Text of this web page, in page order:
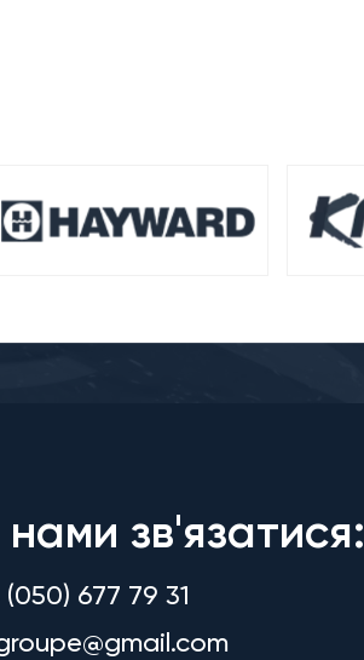
нами зв'язатися:
(050) 677 79 31